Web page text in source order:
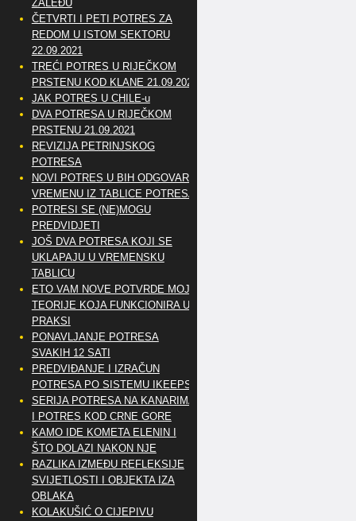
ZALEĐU
ČETVRTI I PETI POTRES ZA
REDOM U ISTOM SEKTORU
22.09.2021
TREĆI POTRES U RIJEČKOM
PRSTENU KOD KLANE 21.09.2021
JAK POTRES U CHILE-u
DVA POTRESA U RIJEČKOM
PRSTENU 21.09.2021
REVIZIJA PETRINJSKOG
POTRESA
NOVI POTRES U BIH ODGOVARA
VREMENU IZ TABLICE POTRESA
POTRESI SE (NE)MOGU
PREDVIDJETI
JOŠ DVA POTRESA KOJI SE
UKLAPAJU U VREMENSKU
TABLICU
ETO VAM NOVE POTVRDE MOJE
TEORIJE KOJA FUNKCIONIRA U
PRAKSI
PONAVLJANJE POTRESA
SVAKIH 12 SATI
PREDVIĐANJE I IZRAČUN
POTRESA PO SISTEMU IKEEPS
SERIJA POTRESA NA KANARIMA
I POTRES KOD CRNE GORE
KAMO IDE KOMETA ELENIN I
ŠTO DOLAZI NAKON NJE
RAZLIKA IZMEĐU REFLEKSIJE
SVIJETLOSTI I OBJEKTA IZA
OBLAKA
KOLAKUŠIĆ O CIJEPIVU